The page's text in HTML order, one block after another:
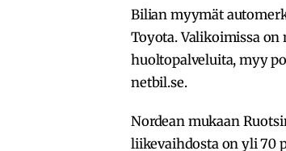
Bilian myymät
Toyota. Valikoimissa
huoltopalveluita, myy
netbil.se.
Nordean mukaan
liikevaihdosta on yli 70